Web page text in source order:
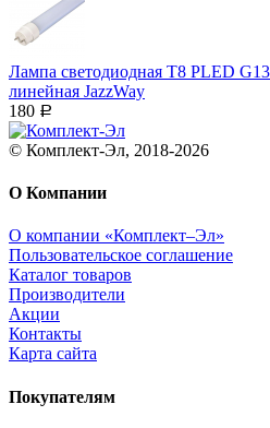
Лампа светодиодная T8 PLED
линейная JazzWay
180 Р
© Комплект-Эл, 2018-2026
О Компании
О компании «Комплект–Эл»
Пользовательское соглашение
Каталог товаров
Производители
Акции
Контакты
Карта сайта
Покупателям